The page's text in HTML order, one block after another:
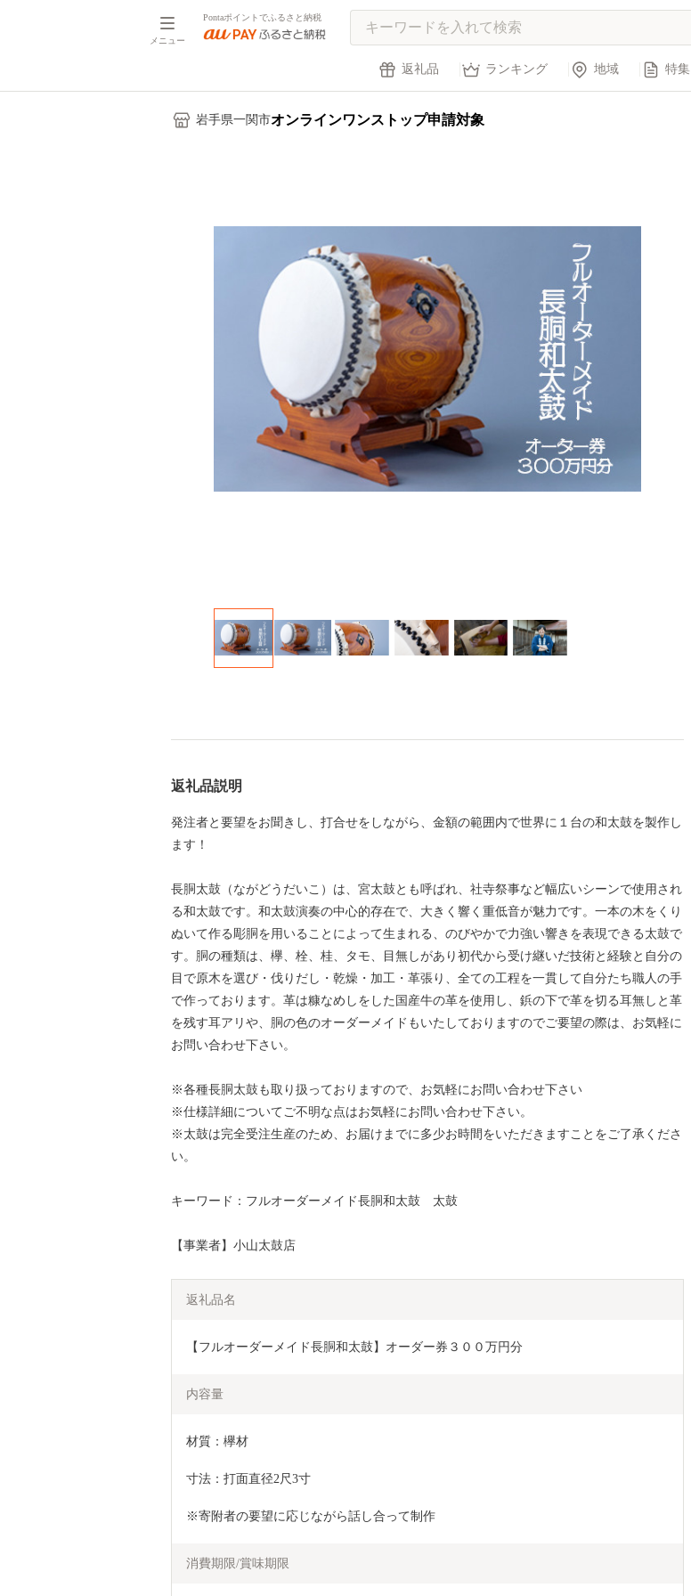
メニュー
Pontaポイントでふるさと納税
返礼品 ランキング 地域 特集
岩手県一関市オンラインワンストップ申請対象
返礼品説明
発注者と要望をお聞きし、打合せをしながら、金額の範囲内で世界に１台の和太鼓を製作し
ます！
長胴太鼓（ながどうだいこ）は、宮太鼓とも呼ばれ、社寺祭事など幅広いシーンで使用され
る和太鼓です。和太鼓演奏の中心的存在で、大きく響く重低音が魅力です。一本の木をくり
ぬいて作る彫胴を用いることによって生まれる、のびやかで力強い響きを表現できる太鼓で
す。胴の種類は、欅、栓、桂、タモ、目無しがあり初代から受け継いだ技術と経験と自分の
目で原木を選び・伐りだし・乾燥・加工・革張り、全ての工程を一貫して自分たち職人の手
で作っております。革は糠なめしをした国産牛の革を使用し、鋲の下で革を切る耳無しと革
を残す耳アリや、胴の色のオーダーメイドもいたしておりますのでご要望の際は、お気軽に
お問い合わせ下さい。
※各種長胴太鼓も取り扱っておりますので、お気軽にお問い合わせ下さい
※仕様詳細についてご不明な点はお気軽にお問い合わせ下さい。
※太鼓は完全受注生産のため、お届けまでに多少お時間をいただきますことをご了承くださ
い。
キーワード：フルオーダーメイド長胴和太鼓 太鼓
【事業者】小山太鼓店
返礼品名
【フルオーダーメイド長胴和太鼓】オーダー券３００万円分
内容量
材質：欅材
寸法：打面直径2尺3寸
※寄附者の要望に応じながら話し合って制作
消費期限/賞味期限